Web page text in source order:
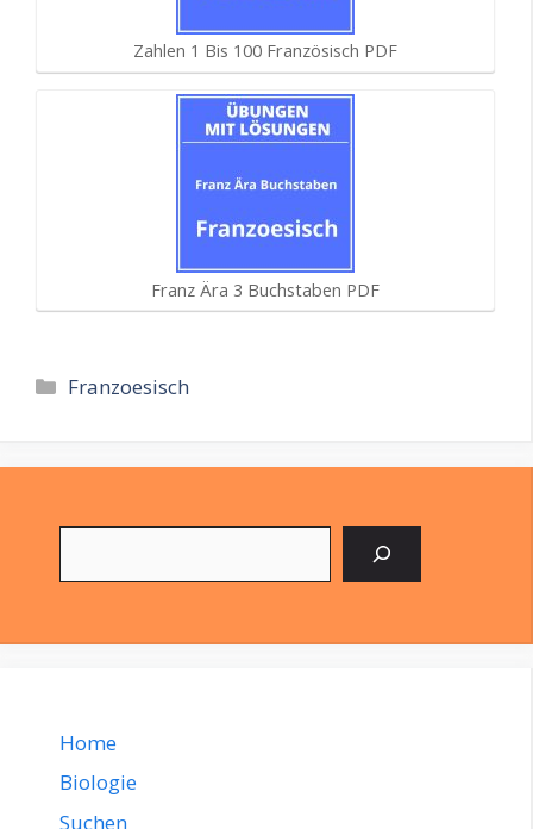
Zahlen 1 Bis 100 Französisch PDF
Franz Ära 3 Buchstaben PDF
Kategorien
Franzoesisch
Home
Biologie
Suchen